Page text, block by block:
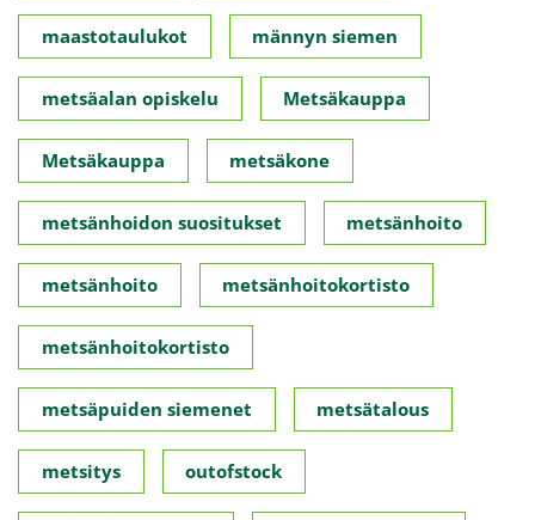
maastotaulukot männyn siemen
metsäalan opiskelu Metsäkauppa
Metsäkauppa metsäkone
metsänhoidon suositukset metsänhoito
metsänhoito metsänhoitokortisto
metsänhoitokortisto
metsäpuiden siemenet metsätalous
metsitys outofstock